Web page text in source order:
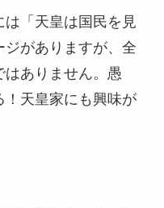
「天皇は国民を見
がありますが、全
はありません。愚
！天皇家にも興味が